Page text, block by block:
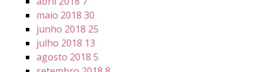
maio 2018 30
junho 2018 25
julho 2018 13
agosto 2018 5